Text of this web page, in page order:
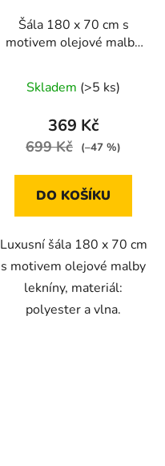
Šála 180 x 70 cm s
motivem olejové malby
Skladem (>5 ks)
369 Kč
699 Kč (–47 %)
DO KOŠÍKU
Luxusní šála 180 x 70 cm
s motivem olejové malby
lekníny, materiál:
polyester a vlna.